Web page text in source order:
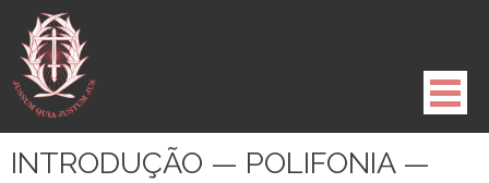
para
conteúdo
INTRODUÇÃO — POLIFONIA —